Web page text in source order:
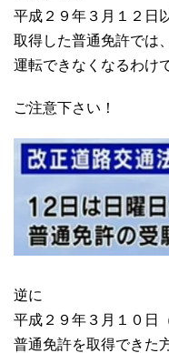
平成２９年３月１２日
取得した普通免許では
運転できなくなるわけ
ご注意下さい！
逆に
平成２９年３月１０日
普通免許を取得できた